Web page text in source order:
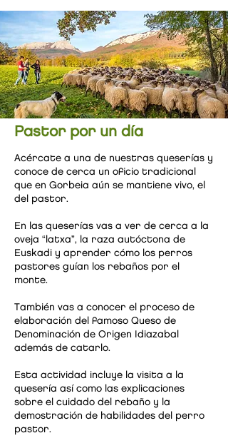
Pastor por un día
Acércate a una de nuestras queserías y
conoce de cerca un oficio tradicional
que en Gorbeia aún se mantiene vivo, el
del pastor.
En las queserías vas a ver de cerca a la
oveja “latxa”, la raza autóctona de
Euskadi y aprender cómo los perros
pastores guían los rebaños por el
monte.
También vas a conocer el proceso de
elaboración del famoso Queso de
Denominación de Origen Idiazabal
además de catarlo.
Esta actividad incluye la visita a la
quesería así como las explicaciones
sobre el cuidado del rebaño y la
demostración de habilidades del perro
pastor.